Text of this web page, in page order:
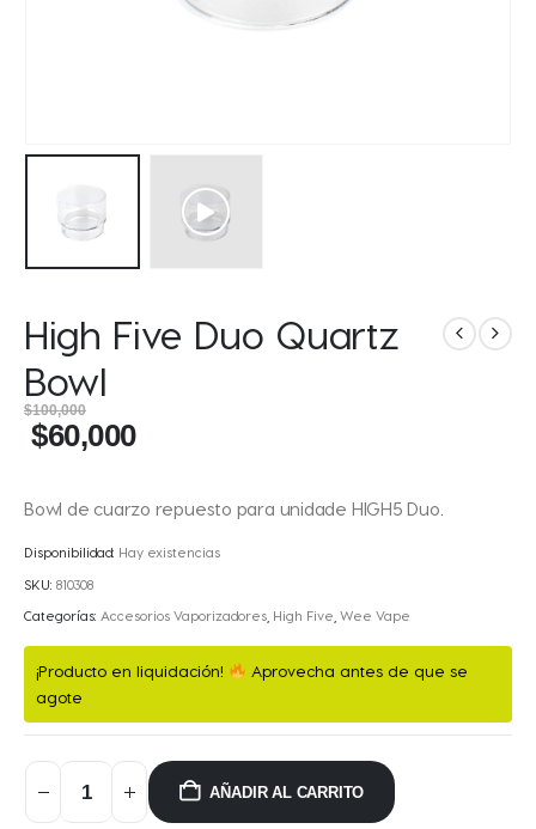
High Five Duo Quartz
Bowl
$100,000
$60,000
Bowl de cuarzo repuesto para unidade HIGH5 Duo.
Disponibilidad: Hay existencias
SKU: 810308
Categorías: Accesorios Vaporizadores High Five Wee Vape
¡Producto en liquidación!
Aprovecha antes de que se
agote
AÑADIR AL CARRITO